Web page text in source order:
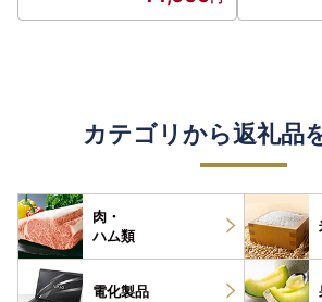
カテゴリから返礼品
肉・
ハム類
電化製品